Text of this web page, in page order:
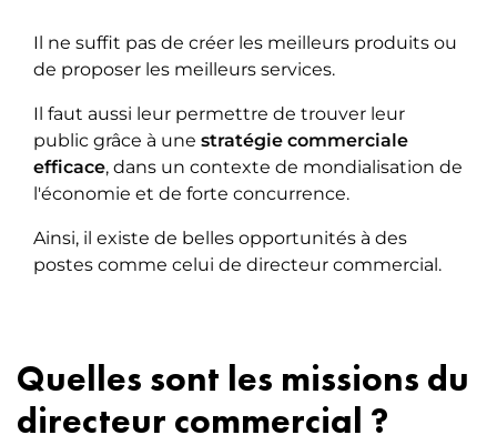
Il ne suffit pas de créer les meilleurs produits ou
de proposer les meilleurs services.
Il faut aussi leur permettre de trouver leur
public grâce à une stratégie commerciale
efficace, dans un contexte de mondialisation de
l'économie et de forte concurrence.
Ainsi, il existe de belles opportunités à des
postes comme celui de directeur commercial.
Quelles sont les missions du
directeur commercial ?